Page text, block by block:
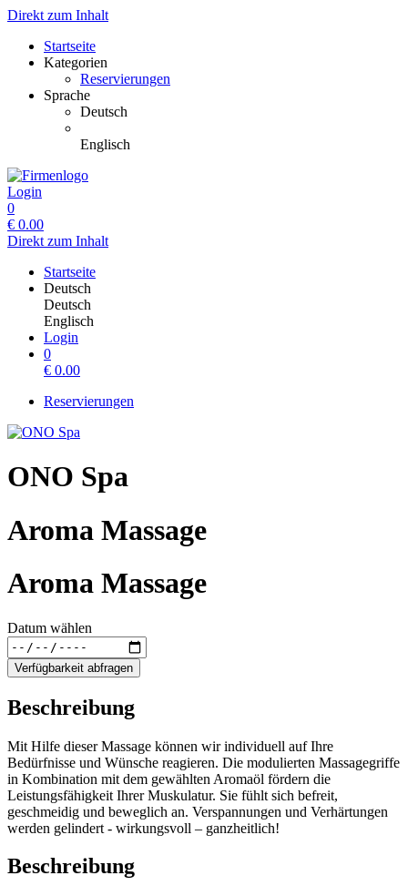
Direkt zum Inhalt
Startseite
Kategorien
Reservierungen
Sprache
Deutsch
Englisch
Login
0
€ 0.00
Direkt zum Inhalt
Startseite
Deutsch
Deutsch
Englisch
Login
0
€ 0.00
Reservierungen
ONO Spa
Aroma Massage
Aroma Massage
Datum wählen
Verfügbarkeit abfragen
Beschreibung
Mit Hilfe dieser Massage können wir individuell auf Ihre
Bedürfnisse und Wünsche reagieren. Die modulierten Massagegriffe
in Kombination mit dem gewählten Aromaöl fördern die
Leistungsfähigkeit Ihrer Muskulatur. Sie fühlt sich befreit,
geschmeidig und beweglich an. Verspannungen und Verhärtungen
werden gelindert - wirkungsvoll – ganzheitlich!
Beschreibung